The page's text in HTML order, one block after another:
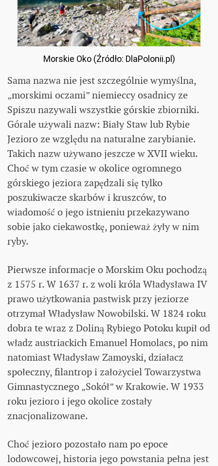
Morskie Oko (Źródło: DlaPolonii.pl)
Sama nazwa nie jest szczególnie wymyślna,
„morskimi oczami” niemieccy osadnicy ze
Spiszu nazywali wszystkie górskie zbiorniki.
Górale używali nazw: Biały Staw lub Rybie
Jezioro ze względu na naturalne zarybianie.
Takich nazw używano jeszcze w XVII wieku.
Choć w tym czasie w okolice ogromnego
górskiego jeziora zapędzali się tylko
poszukiwacze skarbów i kruszców, to
wiadomość o jego istnieniu przekazywano
sobie jako ciekawostkę, ponieważ żyły w nim
ryby.
Pierwsze informacje o Morskim Oku pochodzą
z 1575 r. W 1637 r. z woli króla Władysława IV
prawo użytkowania pastwisk przy jeziorze
otrzymał Władysław Nowobilski. W 1824 roku
dobra te wraz z Doliną Rybiego Potoku kupił od
władz austriackich Emanuel Homolacs, po nim
natomiast Władysław Zamoyski, działacz
społeczny, filantrop i założyciel Towarzystwa
Gimnastycznego „Sokół” w Krakowie. W 1933
roku jezioro i jego okolice zostały
znacjonalizowane.
Choć jezioro pozostało nam po epoce
lodowcowej, historia jego powstania pełna jest